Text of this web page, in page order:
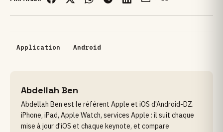
Application Android
Abdellah Ben
Abdellah Ben est le référent Apple et iOS d'Android-DZ.
iPhone, iPad, Apple Watch, services Apple : il suit chaque
mise à jour d'iOS et chaque keynote, et compare